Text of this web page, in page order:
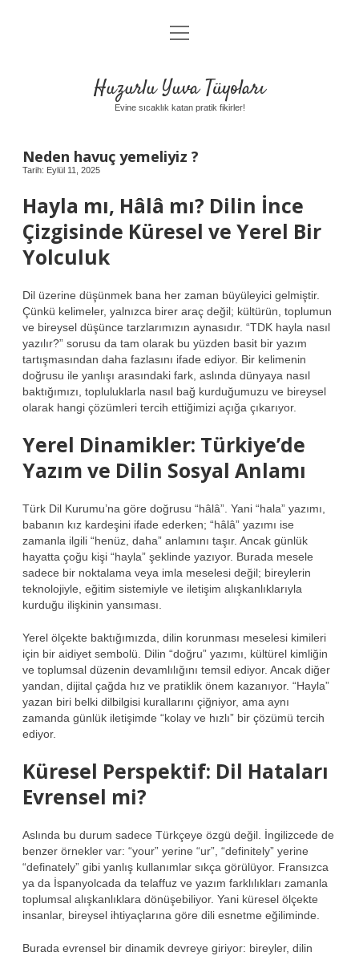
Anasayfa
Yasal Uyarı
menüyü
aç
Huzurlu Yuva Tüyoları
Evine sıcaklık katan pratik fikirler!
Neden havuç yemeliyiz ?
Tarih: Eylül 11, 2025
Hayla mı, Hâlâ mı? Dilin İnce
Çizgisinde Küresel ve Yerel Bir
Yolculuk
Dil üzerine düşünmek bana her zaman büyüleyici gelmiştir.
Çünkü kelimeler, yalnızca birer araç değil; kültürün, toplumun
ve bireysel düşünce tarzlarımızın aynasıdır. “TDK hayla nasıl
yazılır?” sorusu da tam olarak bu yüzden basit bir yazım
tartışmasından daha fazlasını ifade ediyor. Bir kelimenin
doğrusu ile yanlışı arasındaki fark, aslında dünyaya nasıl
baktığımızı, topluluklarla nasıl bağ kurduğumuzu ve bireysel
olarak hangi çözümleri tercih ettiğimizi açığa çıkarıyor.
Yerel Dinamikler: Türkiye’de
Yazım ve Dilin Sosyal Anlamı
Türk Dil Kurumu’na göre doğrusu “hâlâ”. Yani “hala” yazımı,
babanın kız kardeşini ifade ederken; “hâlâ” yazımı ise
zamanla ilgili “henüz, daha” anlamını taşır. Ancak günlük
hayatta çoğu kişi “hayla” şeklinde yazıyor. Burada mesele
sadece bir noktalama veya imla meselesi değil; bireylerin
teknolojiyle, eğitim sistemiyle ve iletişim alışkanlıklarıyla
kurduğu ilişkinin yansıması.
Yerel ölçekte baktığımızda, dilin korunması meselesi kimileri
için bir aidiyet sembolü. Dilin “doğru” yazımı, kültürel kimliğin
ve toplumsal düzenin devamlılığını temsil ediyor. Ancak diğer
yandan, dijital çağda hız ve pratiklik önem kazanıyor. “Hayla”
yazan biri belki dilbilgisi kurallarını çiğniyor, ama aynı
zamanda günlük iletişimde “kolay ve hızlı” bir çözümü tercih
ediyor.
Küresel Perspektif: Dil Hataları
Evrensel mi?
Aslında bu durum sadece Türkçeye özgü değil. İngilizcede de
benzer örnekler var: “your” yerine “ur”, “definitely” yerine
“definately” gibi yanlış kullanımlar sıkça görülüyor. Fransızca
ya da İspanyolcada da telaffuz ve yazım farklılıkları zamanla
toplumsal alışkanlıklara dönüşebiliyor. Yani küresel ölçekte
insanlar, bireysel ihtiyaçlarına göre dili esnetme eğiliminde.
Burada evrensel bir dinamik devreye giriyor: bireyler, dilin